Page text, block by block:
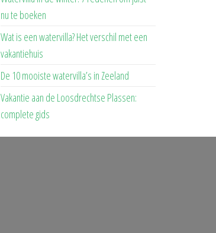
nu te boeken
Wat is een watervilla? Het verschil met een
vakantiehuis
De 10 mooiste watervilla’s in Zeeland
Vakantie aan de Loosdrechtse Plassen:
complete gids